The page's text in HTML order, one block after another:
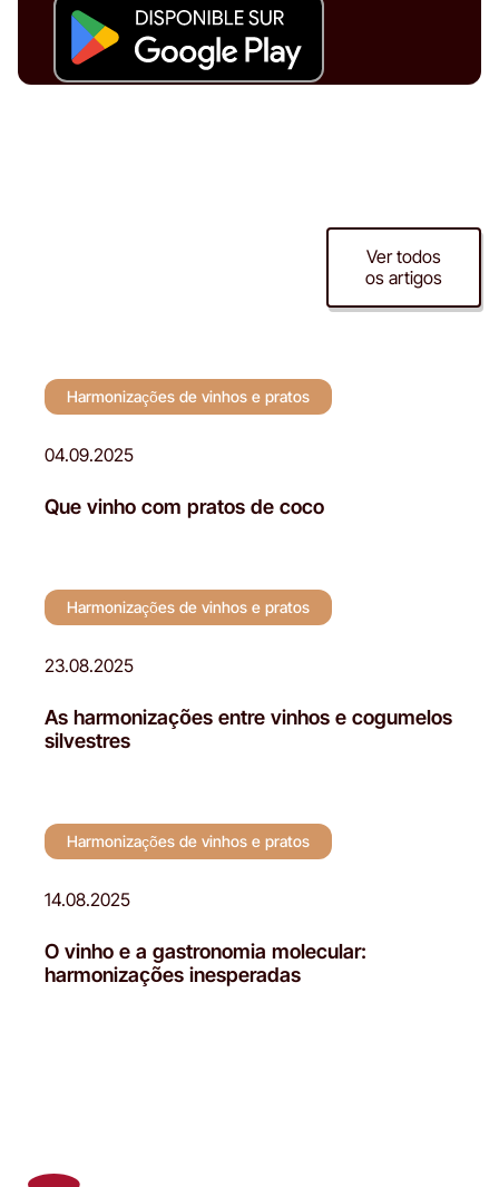
Ver todos
os artigos
Harmonizações de vinhos e pratos
04.09.2025
Que vinho com pratos de coco
Harmonizações de vinhos e pratos
23.08.2025
As harmonizações entre vinhos e cogumelos
silvestres
Harmonizações de vinhos e pratos
14.08.2025
O vinho e a gastronomia molecular:
harmonizações inesperadas